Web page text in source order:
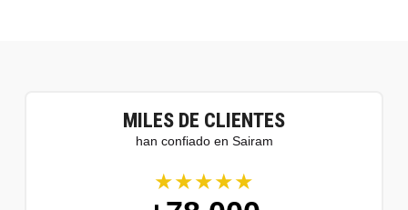
MILES DE CLIENTES
han confiado en Sairam
★★★★★